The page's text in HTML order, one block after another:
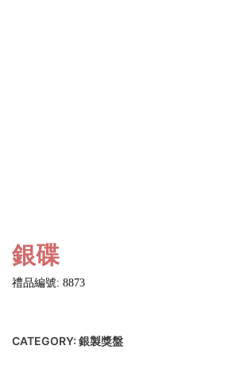
銀碟
禮品編號: 8873
CATEGORY: 銀製獎盤